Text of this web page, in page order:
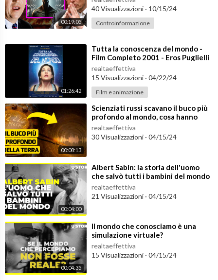
La (relativamente) meglio qualità del video su youtube è quest
a, dal titolo "Italia: L'ufo di Aviano. Il miglior filmato ufo al mond
o !":
ISCRIVETEVI AL CANALE / SIGN UP / REGISTRARSE /
〰〰〰〰〰〰〰〰〰〰〰〰〰〰〰〰〰〰〰〰〰〰〰〰
📣Rimani aggiornato su:
►Seguimi su Instagram: https://www.instagram.com/ufoglobal
_italia/
► Gruppo Facebook:https://www.facebook.com/groups/Ufogl
obal
► Pagina Facebook:https://www.facebook.com/inspiegabili.n
otizie
► TikTokhttps://www.tiktok.com/@i.mist....eri.del.mondo?lang
=i
► Twitter:https://twitter.com/I_Misteri_I
► YouTube:https://www.youtube.com/channe....l/UCS-uMIY8I
F89YThEe
〰〰〰〰〰〰〰〰〰〰〰〰〰〰〰〰〰〰〰〰〰〰〰〰 ©
00:19:05
40 Visualizzazioni · 10/15/24
Controinformazione
01:26:42
⁣Tutta la conoscenza del mondo -
Film Completo 2001 - Eros Puglielli
realtaeffettiva
15 Visualizzazioni · 04/22/24
Film e animazione
00:08:13
⁣Scienziati russi scavano il buco più
profondo al mondo, cosa hanno
scoperto?
realtaeffettiva
30 Visualizzazioni · 04/15/24
00:04:00
⁣Albert Sabin: la storia dell'uomo
che salvò tutti i bambini del mondo
realtaeffettiva
21 Visualizzazioni · 04/15/24
00:04:35
⁣Il mondo che conosciamo è una
simulazione virtuale?
realtaeffettiva
15 Visualizzazioni · 04/15/24